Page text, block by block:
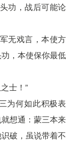
功，战后可能论
无戏言，本使方
，本使保你最低
士！”
为何如此积极表
想通：蒙三本来
破，虽说带着不